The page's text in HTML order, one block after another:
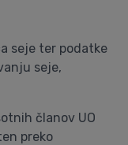
seje ter podatke
seje,
članov UO
preko